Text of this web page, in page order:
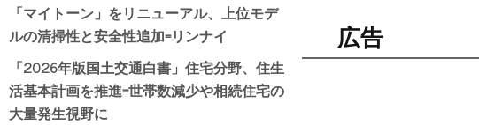
広告
「マイトーン」をリニューアル、上位モデ
ルの清掃性と安全性追加=リンナイ
「2026年版国土交通白書」住宅分野、住生
活基本計画を推進=世帯数減少や相続住宅の
大量発生視野に